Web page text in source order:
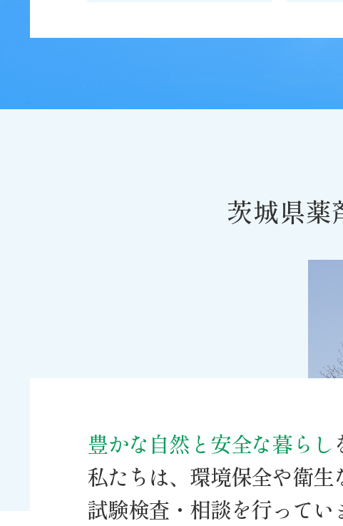
茨城県
豊かな自然と安全な暮らし
私たちは、環境保全や衛生
試験検査・相談を行ってい